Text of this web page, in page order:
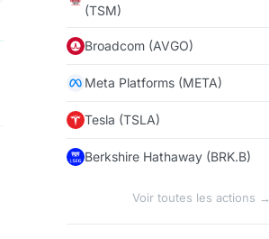
(TSM)
Broadcom (AVGO)
Meta Platforms (META)
Tesla (TSLA)
Berkshire Hathaway (BRK.B)
Voir toutes les actions →